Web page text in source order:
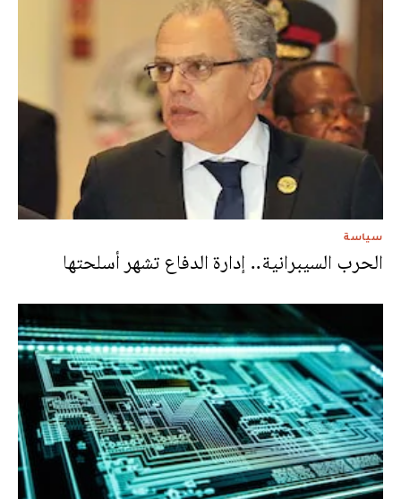
سياسة
الحرب السيبرانية.. إدارة الدفاع تشهر أسلحتها